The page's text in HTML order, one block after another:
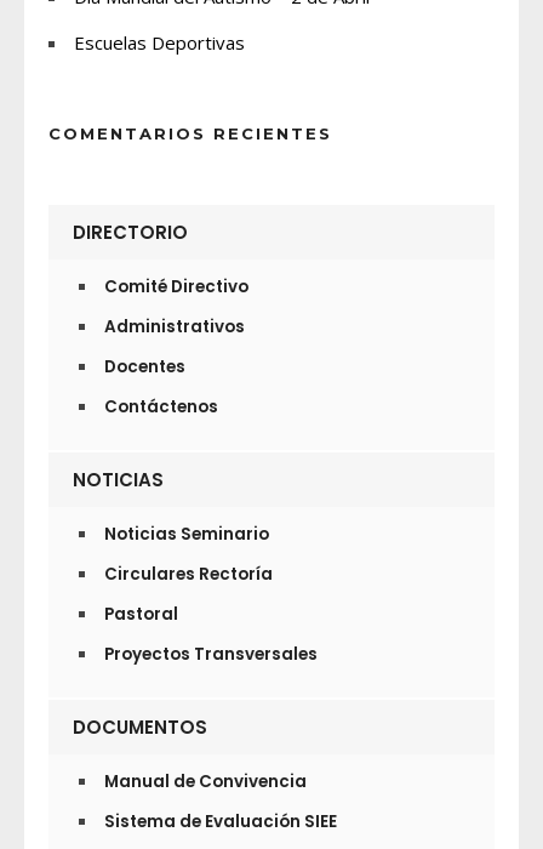
Escuelas Deportivas
COMENTARIOS RECIENTES
DIRECTORIO
Comité Directivo
Administrativos
Docentes
Contáctenos
NOTICIAS
Noticias Seminario
Circulares Rectoría
Pastoral
Proyectos Transversales
DOCUMENTOS
Manual de Convivencia
Sistema de Evaluación SIEE